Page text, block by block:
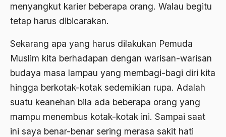
menyangkut karier beberapa orang. Walau begitu
tetap harus dibicarakan.
Sekarang apa yang harus dilakukan Pemuda
Muslim kita berhadapan dengan warisan-warisan
budaya masa lampau yang membagi-bagi diri kita
hingga berkotak-kotak sedemikian rupa. Adalah
suatu keanehan bila ada beberapa orang yang
mampu menembus kotak-kotak ini. Sampai saat
ini saya benar-benar sering merasa sakit hati
Ajaran AGama
Ajaran Islam
ajaran kemasyarakatan
Ajengan SIngaparna
Akademi Jakarta